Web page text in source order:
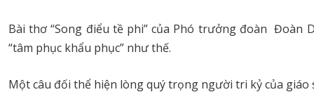
Bài thơ “Song điểu tề phi” của Phó trưởng đoàn Đoàn
“tâm phục khẩu phục” như thế.
Một câu đối thể hiện lòng quý trọng người tri kỷ của giáo